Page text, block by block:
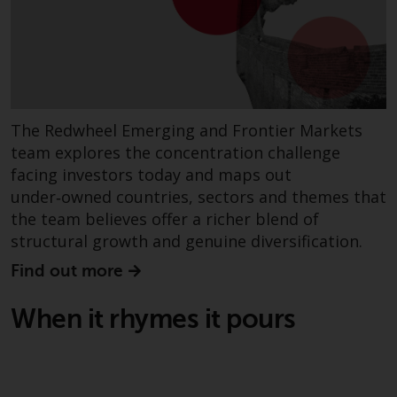
verpflichtet, sich über solche
Einschränkungen zu informieren
Website erwähnte Produkte oder
Dienstleistungen sind nur für den
Vertrieb in jenen
Gerichtsbarkeiten bestimmt, in
denen und an diejenigen
Personen, denen das Anbieten
solcher Produkte und
Dienstleistungen gestattet ist.
Informationen für Anleger in der
Schweiz
The Redwheel Emerging and Frontier Markets
team explores the concentration challenge
facing investors today and maps out
under‑owned countries, sectors and themes that
the team believes offer a richer blend of
structural growth and genuine diversification.
Find out more
When it rhymes it pours